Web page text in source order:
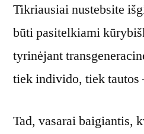
Tikriausiai nustebsite
būti pasitelkiami
tyrinėjant
tiek individo, tiek tautos
Tad, vasarai baigiantis,